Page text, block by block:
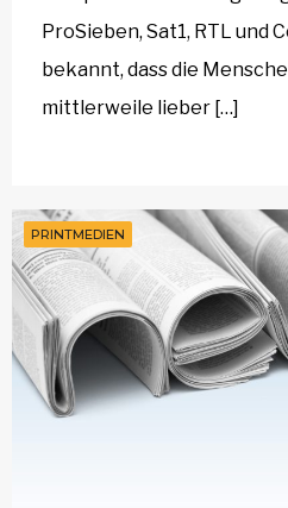
ProSieben, Sat1, RTL und
bekannt, dass die
mittlerweile lieber […]
PRINTMEDIEN